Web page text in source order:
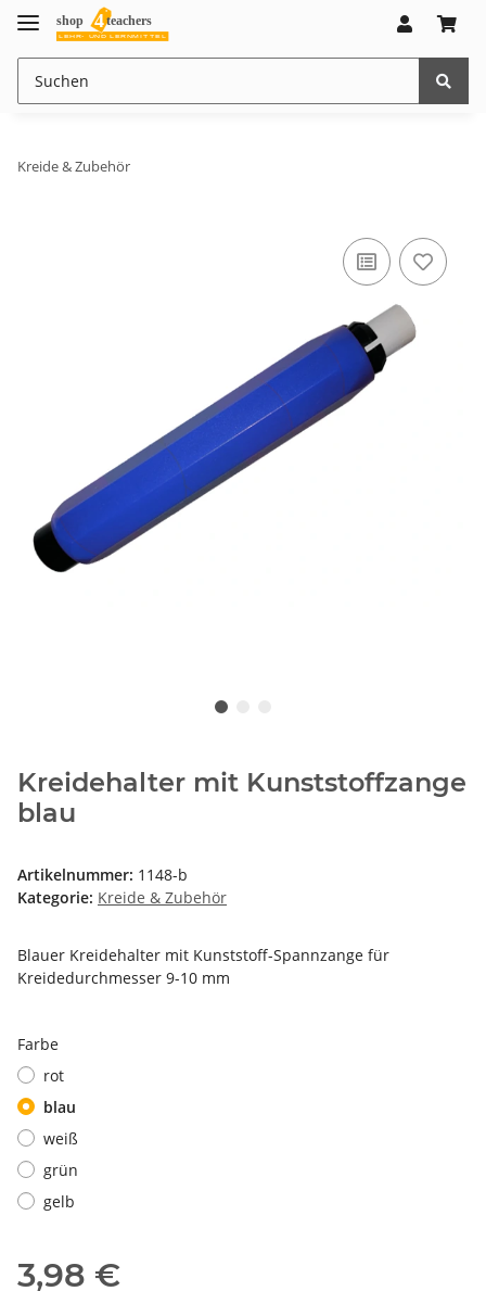
Kreide & Zubehör
Kreidehalter mit Kunststoffzange
blau
Artikelnummer: 1148-b
Kategorie: Kreide & Zubehör
Blauer Kreidehalter mit Kunststoff-Spannzange für
Kreidedurchmesser 9-10 mm
Farbe
rot
blau
weiß
grün
gelb
3,98 €